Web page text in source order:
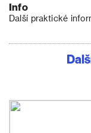
Info
Další praktické